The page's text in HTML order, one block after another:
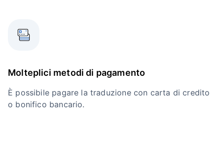
Molteplici metodi di pagamento
È possibile pagare la traduzione con carta di credito
o bonifico bancario.